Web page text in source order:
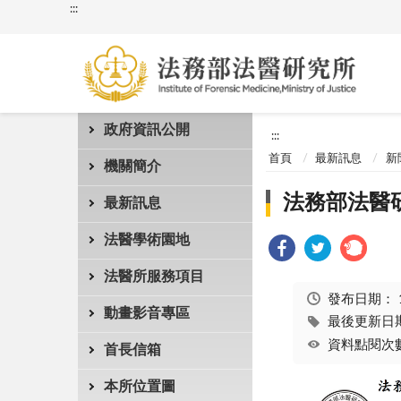
:::
政府資訊公開
機關簡介
最新訊息
法醫學術園地
法醫所服務項目
動畫影音專區
首長信箱
本所位置圖
:::
首頁 最新訊息 新
法務部法醫
發布日期：
最後更新日
資料點閱次